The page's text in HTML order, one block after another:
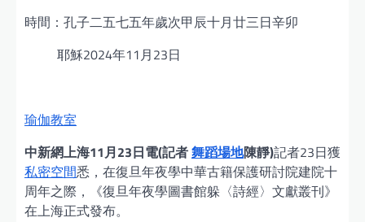
時間：孔子二五七五年歲次甲辰十月廿三日辛卯
耶穌2024年11月23日
瑜伽教室
中新網上海11月23日電(記者舞蹈場地陳靜)記者23日獲
私密空間悉，在復旦年夜學中華古籍保護研討院建院十
周年之際，《復旦年夜學圖書館躲〈詩經〉文獻叢刊》
在上海正式發布。